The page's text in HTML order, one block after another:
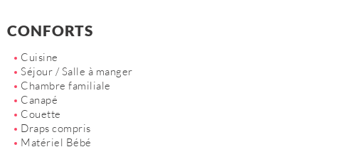
CONFORTS
Cuisine
Séjour / Salle à manger
Chambre familiale
Canapé
Couette
Draps compris
Matériel Bébé